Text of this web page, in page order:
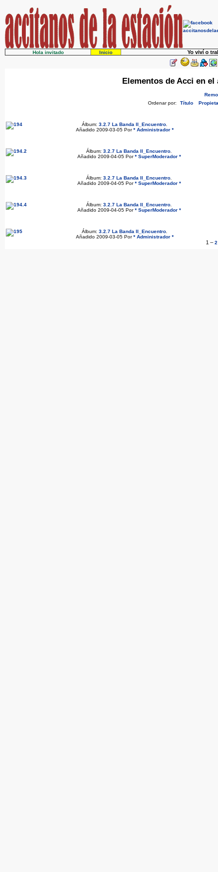
Hola invitado Inicio Yo viví o
Elementos de Acci en
Ordenar por:
Título
Álbum: 3.2.7 La Banda II_Encuentro
Añadido 2009-03-05 Por* Administrador *
Álbum: 3.2.7 La Banda II_Encuentro
Añadido 2009-04-05 Por* SuperModerador *
Álbum: 3.2.7 La Banda II_Encuentro
Añadido 2009-04-05 Por* SuperModerador *
Álbum: 3.2.7 La Banda II_Encuentro
Añadido 2009-04-05 Por* SuperModerador *
Álbum: 3.2.7 La Banda II_Encuentro
Añadido 2009-03-05 Por* Administrador *
1 – 2